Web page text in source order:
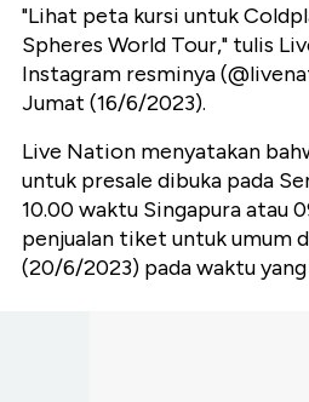
"Lihat peta kursi untuk
Spheres World Tour," tulis
Instagram resminya
Jumat (16/6/2023).
Live Nation menyatakan
untuk presale dibuka pada
10.00 waktu Singapura atau
penjualan tiket untuk umum
(20/6/2023) pada waktu yang